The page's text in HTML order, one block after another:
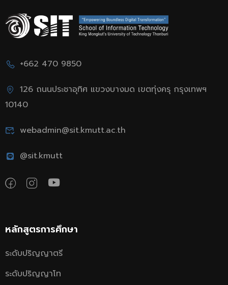
+662 470 9850
126 ถนนประชาอุทิศ แขวงบางมด เขตทุ่งครุ กรุงเทพฯ
10140
webadmin@sit.kmutt.ac.th
@sit.kmutt
หลักสูตรการศึกษา
ระดับปริญญาตรี
ระดับปริญญาโท